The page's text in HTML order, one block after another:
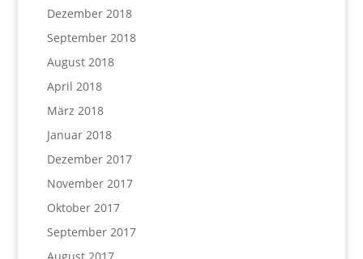
Dezember 2018
September 2018
August 2018
April 2018
März 2018
Januar 2018
Dezember 2017
November 2017
Oktober 2017
September 2017